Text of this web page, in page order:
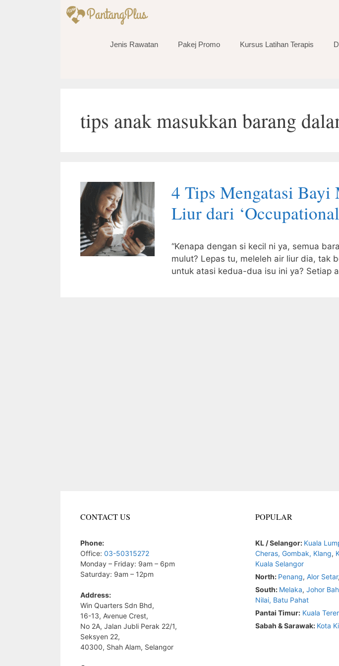
Jenis Rawatan Pakej Promo Kursus Latihan Terapis
tips anak masukkan barang
4 Tips Mengatasi
Liur dari
“Kenapa dengan si kecil ni ya, semua
mulut? Lepas tu, meleleh air liur dia, tak
untuk atasi kedua-dua isu ini ya? Setiap
CONTACT US
Phone:
Office: 03-50315272
Monday – Friday: 9am – 6pm
Saturday: 9am – 12pm
Address:
Win Quarters Sdn Bhd,
16-13, Avenue Crest,
No 2A, Jalan Jubli Perak 22/1,
Seksyen 22,
40300, Shah Alam, Selangor
POPULAR
KL / Selangor: Kuala
Cheras, Gombak, Klang,
Kuala Selangor
North: Penang,Alor Setar,
South: Melaka,Johor
Nilai, Batu Pahat
Pantai Timur: Kuala
Sabah & Sarawak: Kota